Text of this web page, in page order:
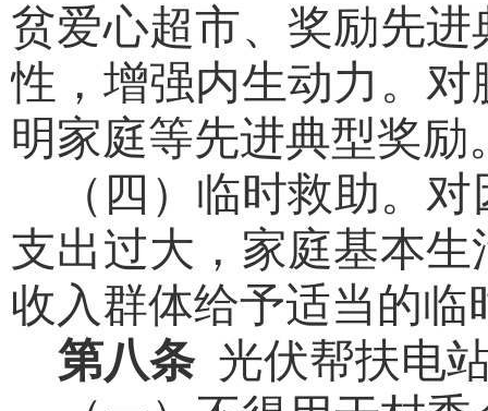
贫爱心超市、奖励先
性，增强内生动力。
明家庭等先进典型奖励
（四）临时救助。 对
支出过大，家庭基本
收入群体给予适当的
第八条 光伏帮扶电